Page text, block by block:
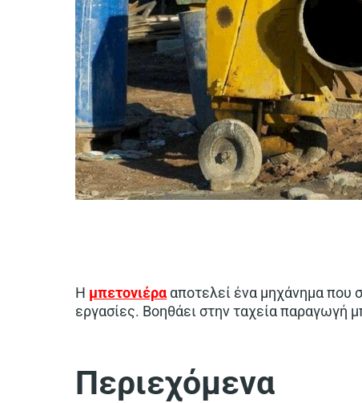
Η μπετονιέρα αποτελεί ένα μηχάνημα που
εργασίες. Βοηθάει στην ταχεία παραγωγή
Περιεχόμενα